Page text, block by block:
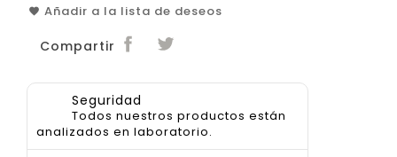
Añadir a la lista de deseos
Compartir
Seguridad
Todos nuestros productos están
analizados en laboratorio.